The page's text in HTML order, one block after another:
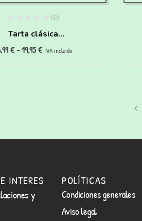
(0)
Tarta clásica
para
€-19,95€ IVA incluido
INTERES
y
POLÍTICAS
Condiciones generales
Aviso legal